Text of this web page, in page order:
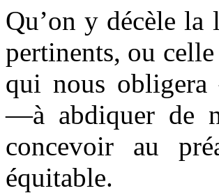
Qu’on y décèle la
pertinents, ou
qui nous
—à abdiquer de
concevoir au
équitable.